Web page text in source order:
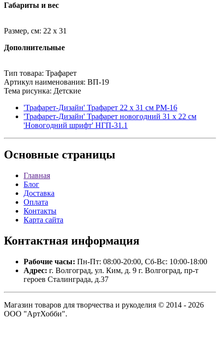
Габариты и вес
Размер, см: 22 x 31
Дополнительные
Тип товара: Трафарет
Артикул наименования: ВП-19
Тема рисунка: Детские
'Трафарет-Дизайн' Трафарет 22 x 31 см РМ-16
'Трафарет-Дизайн' Трафарет новогодний 31 x 22 см
'Новогодний шрифт' НГП-31.1
Основные страницы
Главная
Блог
Доставка
Оплата
Контакты
Карта сайта
Контактная информация
Рабочие часы: Пн-Пт: 08:00-20:00, Сб-Вс: 10:00-18:00
Адрес: г. Волгоград, ул. Ким, д. 9 г. Волгоград, пр-т
героев Сталинграда, д.37
Магазин товаров для творчества и рукоделия © 2014 - 2026
ООО "АртХобби".